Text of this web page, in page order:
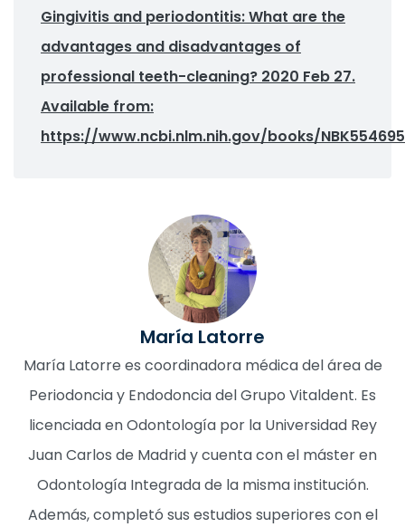
Gingivitis and periodontitis: What are the
advantages and disadvantages of
professional teeth-cleaning? 2020 Feb 27.
Available from:
https://www.ncbi.nlm.nih.gov/books/
María Latorre
María Latorre es coordinadora médica del área de
Periodoncia y Endodoncia del Grupo Vitaldent. Es
licenciada en Odontología por la Universidad Rey
Juan Carlos de Madrid y cuenta con el máster en
Odontología Integrada de la misma institución.
Además, completó sus estudios superiores con el